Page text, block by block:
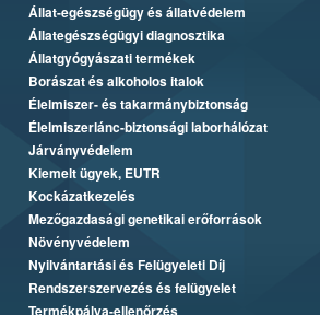
Állat-egészségügy és állatvédelem
Állategészségügyi diagnosztika
Állatgyógyászati termékek
Borászat és alkoholos italok
Élelmiszer- és takarmánybiztonság
Élelmiszerlánc-biztonsági laborhálózat
Járványvédelem
Kiemelt ügyek, EUTR
Kockázatkezelés
Mezőgazdasági genetikai erőforrások
Növényvédelem
Nyilvántartási és Felügyeleti Díj
Rendszerszervezés és felügyelet
Termékpálya-ellenőrzés